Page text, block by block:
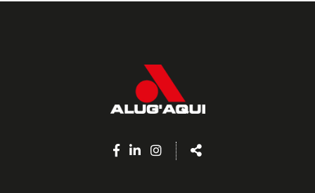
Facebook
Linkedin
Instagram
Share